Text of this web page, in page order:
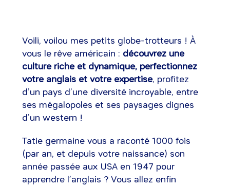
Voili, voilou mes petits globe-trotteurs ! À
vous le rêve américain : découvrez une
culture riche et dynamique, perfectionnez
votre anglais et votre expertise, profitez
d’un pays d’une diversité incroyable, entre
ses mégalopoles et ses paysages dignes
d’un western !
Tatie germaine vous a raconté 1000 fois
(par an, et depuis votre naissance) son
année passée aux USA en 1947 pour
apprendre l’anglais ? Vous allez enfin